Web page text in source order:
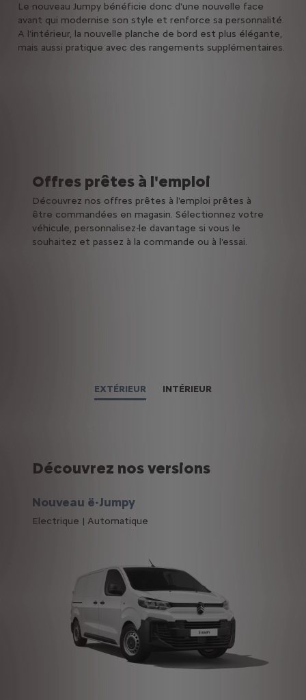
Le nouveau Jumpy bénéficie donc d'une nouvelle face
avant qui modernise son style et renforce sa personnalité.
A l'intérieur, la nouvelle planche de bord est plus élégante,
mais aussi pratique avec des rangements supplémentaires.
Offres prêtes à l'emploi
Découvrez nos offres prêtes à l'emploi prêtes à
être commandées en magasin. Sélectionnez votre
véhicule, personnalisez-le davantage si vous le
souhaitez et passez à la commande ou à l'essai.
EXTÉRIEUR INTÉRIEUR
Découvrez nos versions
Nouveau ë-Jumpy
Electrique | Automatique